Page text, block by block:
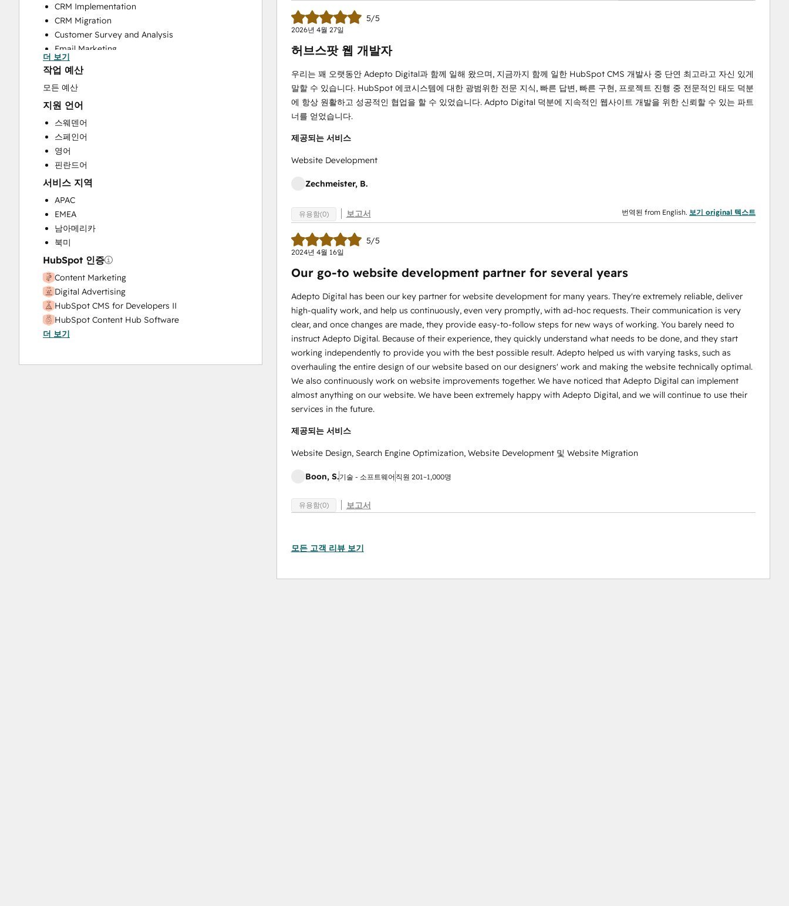
CRM Implementation
CRM Migration
Customer Survey and Analysis
Email Marketing
Help Desk Implementation
Knowledge Base Development
Programmable Automation
Search Engine Optimization
Website Design
Website Development
Website Migration
더 보기
작업 예산
모든 예산
지원 언어
스웨덴어
스페인어
영어
핀란드어
서비스 지역
APAC
EMEA
남아메리카
북미
HubSpot 인증
Content Marketing
Digital Advertising
HubSpot CMS for Developers II
HubSpot Content Hub Software
Inbound
Inbound Sales
더 보기
5/5
2026년 4월 27일
허브스팟 웹 개발자
우리는 꽤 오랫동안 Adepto Digital과 함께 일해 왔으며, 지금까지 함께 일한 HubSpot CMS 개발사 중 단연 최고라고 자신 있게
말할 수 있습니다. HubSpot 에코시스템에 대한 광범위한 전문 지식, 빠른 답변, 빠른 구현, 프로젝트 진행 중 전문적인 태도 덕분
에 항상 원활하고 성공적인 협업을 할 수 있었습니다. Adpto Digital 덕분에 지속적인 웹사이트 개발을 위한 신뢰할 수 있는 파트
너를 얻었습니다.
제공되는 서비스
Website Development
Zechmeister, B.
유용함(0) 보고서 번역된 from English. 보기 original 텍스트
5/5
2024년 4월 16일
Our go-to website development partner for several years
Adepto Digital has been our key partner for website development for many years. They're extremely reliable, deliver
high-quality work, and help us continuously, even very promptly, with ad-hoc requests. Their communication is very
clear, and once changes are made, they provide easy-to-follow steps for new ways of working. You barely need to
instruct Adepto Digital. Because of their experience, they quickly understand what needs to be done, and they start
working independently to provide you with the best possible result. Adepto helped us with varying tasks, such as
overhauling the entire design of our website based on our designers' work and making the website technically optimal.
We also continuously work on website improvements together. We have noticed that Adepto Digital can implement
almost anything on our website. We have been extremely happy with Adepto Digital, and we will continue to use their
services in the future.
제공되는 서비스
Website Design, Search Engine Optimization, Website Development 및 Website Migration
Boon, S.기술 - 소프트웨어 직원 201~1,000명
유용함(0) 보고서
모든 고객 리뷰 보기